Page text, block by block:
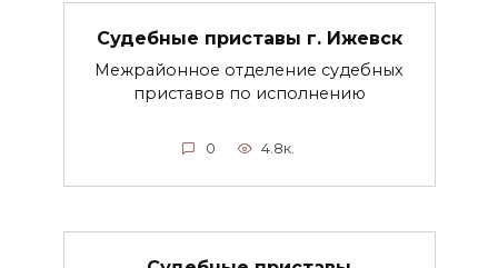
Судебные приставы г. Ижевск
Межрайонное отделение судебных
приставов по исполнению
0 4.8к.